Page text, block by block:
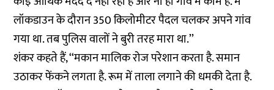
लॉकडाउन के दौरान 350 किलोमीटर पैदल चलकर अपने गांव
गया था. तब पुलिस वालों ने बुरी तरह मारा था.’’
शंकर कहते हैं, ‘‘मकान मालिक रोज परेशान करता है. समान
उठाकर फेंकने लगता है. रूम में ताला लगाने की धमकी देता है.